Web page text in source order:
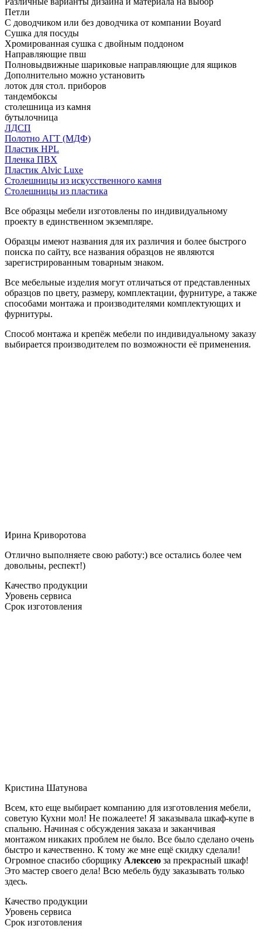
Петли
С доводчиком или без доводчика от компании Boyard
Сушка для посуды
Хромированная сушка с двойным поддоном
Направляющие пвш
Полновыдвижные шариковые направляющие для ящиков
Дополнительно можно установить
лоток для стол. приборов
тандембоксы
столешница из камня
бутылочница
ЛДСП
Полотно АГТ (МДФ)
Пластик HPL
Пленка ПВХ
Пластик Alvic Luxe
Столешницы из искусственного камня
Столешницы из пластика
Все образцы мебели изготовлены по индивидуальному
проекту в единственном экземпляре.
Образцы имеют названия для их различия и более быстрого
поиска по сайту, все названия образцов не являются
зарегистрированным товарным знаком.
Все мебельные изделия могут отличаться от представленных
образцов по цвету, размеру, комплектации, фурнитуре, а также
способами монтажа и производителями комплектующих и
фурнитуры.
Способ монтажа и крепёж мебели по индивидуальному заказу
выбирается производителем по возможности её применения.
Ирина Криворотова
Отлично выполняете свою работу:) все остались более чем
довольны, респект!)
Качество продукции
Уровень сервиса
Срок изготовления
Кристина Шатунова
Всем, кто еще выбирает компанию для изготовления мебели,
советую Кухни мол! Не пожалеете! Я заказывала шкаф-купе в
спальню. Начиная с обсуждения заказа и заканчивая
монтажом никаких проблем не было. Все было сделано очень
быстро и качественно. К тому же мне ещё скидку сделали!
Огромное спасибо сборщику Алексею за прекрасный шкаф!
Это мастер своего дела! Всю мебель буду заказывать только
здесь.
Качество продукции
Уровень сервиса
Срок изготовления